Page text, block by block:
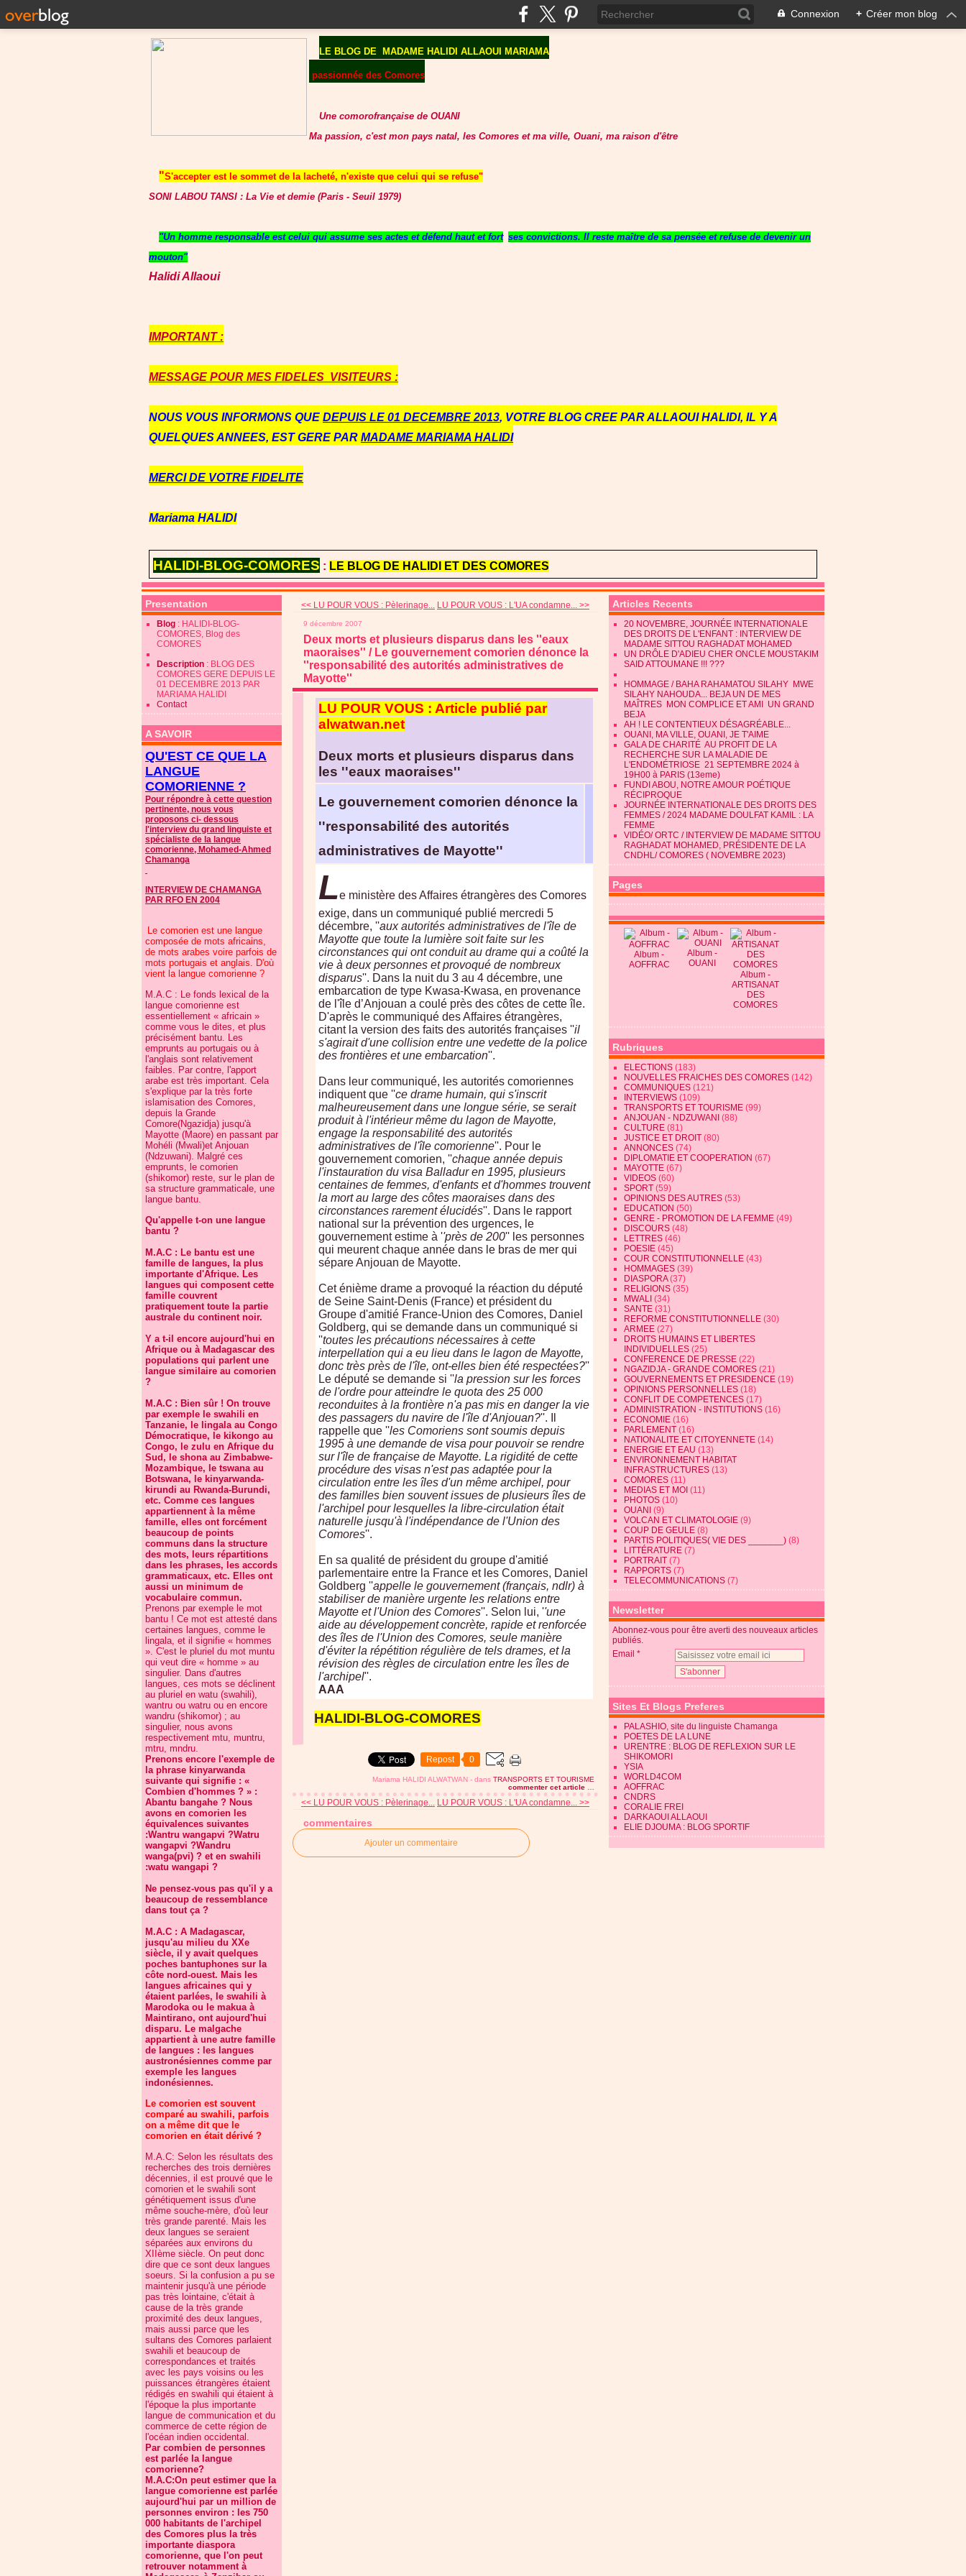
Connexion + Créer mon blog
LE BLOG DE MADAME HALIDI ALLAOUI MARIAMA
passionnée des Comores
Une comorofrançaise de OUANI
Ma passion, c'est mon pays natal, les Comores et ma ville, Ouani, ma raison d'être
"S'accepter est le sommet de la lacheté, n'existe que celui qui se refuse"
SONI LABOU TANSI : La Vie et demie (Paris - Seuil 1979)
"Un homme responsable est celui qui assume ses actes et défend haut et fort ses convictions. Il reste maître de sa pensée et refuse de devenir un
mouton"
Halidi Allaoui
IMPORTANT :
MESSAGE POUR MES FIDELES VISITEURS :
NOUS VOUS INFORMONS QUE DEPUIS LE 01 DECEMBRE 2013, VOTRE BLOG CREE PAR ALLAOUI HALIDI, IL Y A
QUELQUES ANNEES, EST GERE PAR MADAME MARIAMA HALIDI
MERCI DE VOTRE FIDELITE
Mariama HALIDI
HALIDI-BLOG-COMORES : LE BLOG DE HALIDI ET DES COMORES
Presentation
Blog : HALIDI-BLOG-
COMORES, Blog des
COMORES
Description : BLOG DES
COMORES GERE DEPUIS LE
01 DECEMBRE 2013 PAR
MARIAMA HALIDI
Contact
A SAVOIR
QU'EST CE QUE LA
LANGUE
COMORIENNE ?
Pour répondre à cette question
pertinente, nous vous
proposons ci- dessous
l'interview du grand linguiste et
spécialiste de la langue
comorienne, Mohamed-Ahmed
Chamanga
INTERVIEW DE CHAMANGA
PAR RFO EN 2004
Le comorien est une langue
composée de mots africains,
de mots arabes voire parfois de
mots portugais et anglais. D'où
vient la langue comorienne ?
M.A.C : Le fonds lexical de la
langue comorienne est
essentiellement « africain »
comme vous le dites, et plus
précisément bantu. Les
emprunts au portugais ou à
l'anglais sont relativement
faibles. Par contre, l'apport
arabe est très important. Cela
s'explique par la très forte
islamisation des Comores,
depuis la Grande
Comore(Ngazidja) jusqu'à
Mayotte (Maore) en passant par
Mohéli (Mwali)et Anjouan
(Ndzuwani). Malgré ces
emprunts, le comorien
(shikomor) reste, sur le plan de
sa structure grammaticale, une
langue bantu.
Qu'appelle t-on une langue
bantu ?
M.A.C : Le bantu est une
famille de langues, la plus
importante d'Afrique. Les
langues qui composent cette
famille couvrent
pratiquement toute la partie
australe du continent noir.
Y a t-il encore aujourd'hui en
Afrique ou à Madagascar des
populations qui parlent une
langue similaire au comorien
?
M.A.C : Bien sûr ! On trouve
par exemple le swahili en
Tanzanie, le lingala au Congo
Démocratique, le kikongo au
Congo, le zulu en Afrique du
Sud, le shona au Zimbabwe-
Mozambique, le tswana au
Botswana, le kinyarwanda-
kirundi au Rwanda-Burundi,
etc. Comme ces langues
appartiennent à la même
famille, elles ont forcément
beaucoup de points
communs dans la structure
des mots, leurs répartitions
dans les phrases, les accords
grammaticaux, etc. Elles ont
aussi un minimum de
vocabulaire commun.
Prenons par exemple le mot
bantu ! Ce mot est attesté dans
certaines langues, comme le
lingala, et il signifie « hommes
». C'est le pluriel du mot muntu
qui veut dire « homme » au
singulier. Dans d'autres
langues, ces mots se déclinent
au pluriel en watu (swahili),
wantru ou watru ou en encore
wandru (shikomor) ; au
singulier, nous avons
respectivement mtu, muntru,
mtru, mndru.
Prenons encore l'exemple de
la phrase kinyarwanda
suivante qui signifie : «
Combien d'hommes ? » :
Abantu bangahe ? Nous
avons en comorien les
équivalences suivantes
:Wantru wangapvi ?Watru
wangapvi ?Wandru
wanga(pvi) ? et en swahili
:watu wangapi ?
Ne pensez-vous pas qu'il y a
beaucoup de ressemblance
dans tout ça ?
M.A.C : A Madagascar,
jusqu'au milieu du XXe
siècle, il y avait quelques
poches bantuphones sur la
côte nord-ouest. Mais les
langues africaines qui y
étaient parlées, le swahili à
Marodoka ou le makua à
Maintirano, ont aujourd'hui
disparu. Le malgache
appartient à une autre famille
de langues : les langues
austronésiennes comme par
exemple les langues
indonésiennes.
Le comorien est souvent
comparé au swahili, parfois
on a même dit que le
comorien en était dérivé ?
M.A.C: Selon les résultats des
recherches des trois dernières
décennies, il est prouvé que le
comorien et le swahili sont
génétiquement issus d'une
même souche-mère, d'où leur
très grande parenté. Mais les
deux langues se seraient
séparées aux environs du
XIIème siècle. On peut donc
dire que ce sont deux langues
soeurs. Si la confusion a pu se
maintenir jusqu'à une période
pas très lointaine, c'était à
cause de la très grande
proximité des deux langues,
mais aussi parce que les
sultans des Comores parlaient
swahili et beaucoup de
correspondances et traités
avec les pays voisins ou les
puissances étrangères étaient
rédigés en swahili qui étaient à
l'époque la plus importante
langue de communication et du
commerce de cette région de
l'océan indien occidental.
Par combien de personnes
est parlée la langue
comorienne?
M.A.C:On peut estimer que la
langue comorienne est parlée
aujourd'hui par un million de
personnes environ : les 750
000 habitants de l'archipel
des Comores plus la très
importante diaspora
comorienne, que l'on peut
retrouver notamment à
<< LU POUR VOUS : Pèlerinage... LU POUR VOUS : L'UA condamne... >>
9 décembre 2007
Deux morts et plusieurs disparus dans les ''eaux
maoraises'' / Le gouvernement comorien dénonce la
''responsabilité des autorités administratives de
Mayotte''
LU POUR VOUS : Article publié par
alwatwan.net
Deux morts et plusieurs disparus dans
les ''eaux maoraises''
Le gouvernement comorien dénonce la
''responsabilité des autorités
administratives de Mayotte''
Le ministère des Affaires étrangères des Comores
exige, dans un communiqué publié mercredi 5
décembre, ''aux autorités administratives de l'île de
Mayotte que toute la lumière soit faite sur les
circonstances qui ont conduit au drame qui a coûté la
vie à deux personnes et provoqué de nombreux
disparus''. Dans la nuit du 3 au 4 décembre, une
embarcation de type Kwasa-Kwasa, en provenance
de l'île d’Anjouan a coulé près des côtes de cette île.
D'après le communiqué des Affaires étrangères,
citant la version des faits des autorités françaises ''il
s'agirait d'une collision entre une vedette de la police
des frontières et une embarcation''.
Dans leur communiqué, les autorités comoriennes
indiquent que ''ce drame humain, qui s'inscrit
malheureusement dans une longue série, se serait
produit à l'intérieur même du lagon de Mayotte,
engage la responsabilité des autorités
administratives de l'île comorienne''. Pour le
gouvernement comorien, ''chaque année depuis
l'instauration du visa Balladur en 1995, plusieurs
centaines de femmes, d'enfants et d'hommes trouvent
la mort au large des côtes maoraises dans des
circonstances rarement élucidés''. Dans le rapport
national sur la prévention des urgences, le
gouvernement estime à ''près de 200'' les personnes
qui meurent chaque année dans le bras de mer qui
sépare Anjouan de Mayotte.
Cet énième drame a provoqué la réaction du député
de Seine Saint-Denis (France) et président du
Groupe d'amitié France-Union des Comores, Daniel
Goldberg, qui se demande dans un communiqué si
''toutes les précautions nécessaires à cette
interpellation qui a eu lieu dans le lagon de Mayotte,
donc très près de l'île, ont-elles bien été respectées?''
Le député se demande si ''la pression sur les forces
de l'ordre pour atteindre le quota des 25 000
reconduites à la frontière n'a pas mis en danger la vie
des passagers du navire de l'île d'Anjouan?''. Il
rappelle que ''les Comoriens sont soumis depuis
1995 à une demande de visa pour pouvoir se rendre
sur l'île de française de Mayotte. La rigidité de cette
procédure des visas n'est pas adaptée pour la
circulation entre les îles d'un même archipel, pour
des familles bien souvent issues de plusieurs îles de
l'archipel pour lesquelles la libre-circulation était
naturelle jusqu'à l'indépendance de l'Union des
Comores''.
En sa qualité de président du groupe d'amitié
parlementaire entre la France et les Comores, Daniel
Goldberg ''appelle le gouvernement (français, ndlr) à
stabiliser de manière urgente les relations entre
Mayotte et l'Union des Comores''. Selon lui, ''une
aide au développement concrète, rapide et renforcée
des îles de l'Union des Comores, seule manière
d'éviter la répétition régulière de tels drames, et la
révision des règles de circulation entre les îles de
l'archipel''.
AAA
HALIDI-BLOG-COMORES
Repost 0
Mariama HALIDI ALWATWAN - dans TRANSPORTS ET TOURISME
commenter cet article
<< LU POUR VOUS : Pèlerinage... LU POUR VOUS : L'UA condamne... >>
commentaires
Ajouter un commentaire
Articles Recents
20 NOVEMBRE, JOURNÉE INTERNATIONALE
DES DROITS DE L'ENFANT : INTERVIEW DE
MADAME SITTOU RAGHADAT MOHAMED
UN DRÔLE D'ADIEU CHER ONCLE MOUSTAKIM
SAID ATTOUMANE !!! ???
HOMMAGE / BAHA RAHAMATOU SILAHY MWE
SILAHY NAHOUDA... BEJA UN DE MES
MAÎTRES MON COMPLICE ET AMI UN GRAND
BEJA
AH ! LE CONTENTIEUX DÉSAGRÉABLE...
OUANI, MA VILLE, OUANI, JE T'AIME
GALA DE CHARITÉ AU PROFIT DE LA
RECHERCHE SUR LA MALADIE DE
L'ENDOMÉTRIOSE 21 SEPTEMBRE 2024 à
19H00 à PARIS (13eme)
FUNDI ABOU, NOTRE AMOUR POÉTIQUE
RÉCIPROQUE
JOURNÉE INTERNATIONALE DES DROITS DES
FEMMES / 2024 MADAME DOULFAT KAMIL : LA
FEMME
VIDÉO/ ORTC / INTERVIEW DE MADAME SITTOU
RAGHADAT MOHAMED, PRÉSIDENTE DE LA
CNDHL/ COMORES ( NOVEMBRE 2023)
Pages
Album -
AOFFRAC
Album -
OUANI
Album -
ARTISANAT
DES
COMORES
Rubriques
ELECTIONS (183)
NOUVELLES FRAICHES DES COMORES (142)
COMMUNIQUES (121)
INTERVIEWS (109)
TRANSPORTS ET TOURISME (99)
ANJOUAN - NDZUWANI (88)
CULTURE (81)
JUSTICE ET DROIT (80)
ANNONCES (74)
DIPLOMATIE ET COOPERATION (67)
MAYOTTE (67)
VIDEOS (60)
SPORT (59)
OPINIONS DES AUTRES (53)
EDUCATION (50)
GENRE - PROMOTION DE LA FEMME (49)
DISCOURS (48)
LETTRES (46)
POESIE (45)
COUR CONSTITUTIONNELLE (43)
HOMMAGES (39)
DIASPORA(37)
RELIGIONS (35)
MWALI (34)
SANTE (31)
REFORME CONSTITUTIONNELLE (30)
ARMEE (27)
DROITS HUMAINS ET LIBERTES
INDIVIDUELLES (25)
CONFERENCE DE PRESSE (22)
NGAZIDJA - GRANDE COMORES (21)
GOUVERNEMENTS ET PRESIDENCE (19)
OPINIONS PERSONNELLES (18)
CONFLIT DE COMPETENCES (17)
ADMINISTRATION - INSTITUTIONS (16)
ECONOMIE (16)
PARLEMENT (16)
NATIONALITE ET CITOYENNETE (14)
ENERGIE ET EAU (13)
ENVIRONNEMENT HABITAT
INFRASTRUCTURES (13)
COMORES (11)
MEDIAS ET MOI (11)
PHOTOS (10)
OUANI (9)
VOLCAN ET CLIMATOLOGIE (9)
COUP DE GEULE (8)
PARTIS POLITIQUES( VIE DES _______) (8)
LITTÉRATURE (7)
PORTRAIT (7)
RAPPORTS (7)
TELECOMMUNICATIONS (7)
Newsletter
Abonnez-vous pour être averti des nouveaux articles
publiés.
Email
Sites Et Blogs Preferes
PALASHIO, site du linguiste Chamanga
POETES DE LA LUNE
URENTRE : BLOG DE REFLEXION SUR LE
SHIKOMORI
YSIA
WORLD4COM
AOFFRAC
CNDRS
CORALIE FREI
DARKAOUI ALLAOUI
ELIE DJOUMA : BLOG SPORTIF